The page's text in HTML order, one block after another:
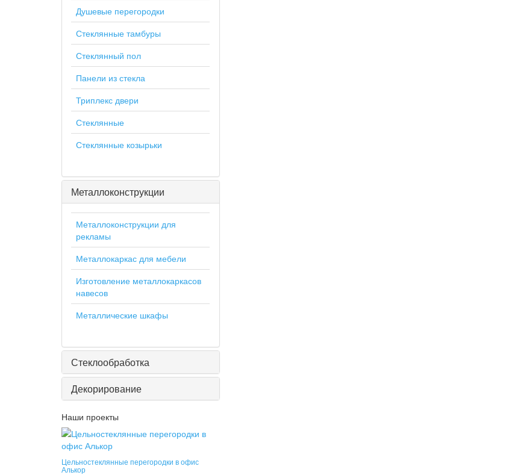
Душевые перегородки
Стеклянные тамбуры
Стеклянный пол
Панели из стекла
Триплекс двери
Стеклянные
Стеклянные козырьки
Металлоконструкции
Металлоконструкции для
рекламы
Металлокаркас для мебели
Изготовление металлокаркасов
навесов
Металлические шкафы
Стеклообработка
Декорирование
Наши проекты
Цельностеклянные перегородки в офис
Алькор